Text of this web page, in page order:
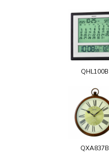
QHL100B
QXA837B